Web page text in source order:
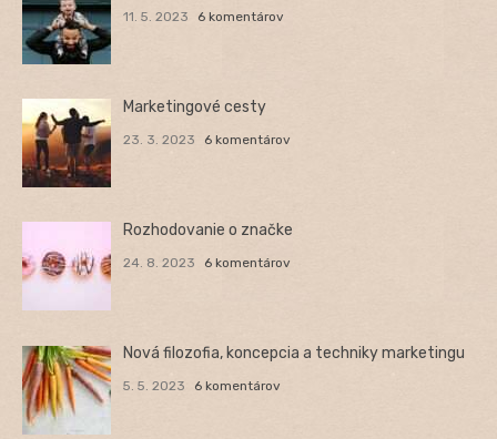
11. 5. 2023 6 komentárov
Marketingové cesty
23. 3. 2023 6 komentárov
Rozhodovanie o značke
24. 8. 2023 6 komentárov
Nová filozofia, koncepcia a techniky marketingu
5. 5. 2023 6 komentárov